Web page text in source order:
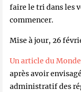
faire le tri dans les
commencer.
Mise à jour, 26
Un article du Monde
après avoir
administratif des